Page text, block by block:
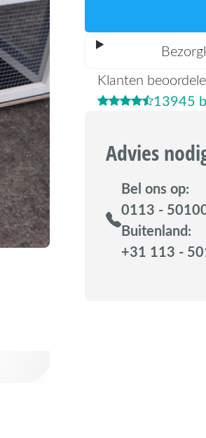
Klanten
13945
Advies
Bel ons op:
0113 -
Buitenland:
+31 113 -